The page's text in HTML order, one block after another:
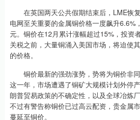
在英国两天公共假期结束后，LME恢
电网至关重要的金属铜价格一度飙升6.6%
元。铜价在12月累计涨幅超过15%，投资
关税之前，大量铜涌入美国市场，将迫使
的价格。
铜价最新的强劲涨势，势将为铜价非同
这一年，市场遭遇了铜矿大规模计划外停
朗普贸易政策的不确定性，以及全球冶炼
不过有警告称铜价已过高云配资，贵金属
蔓延至铜价。